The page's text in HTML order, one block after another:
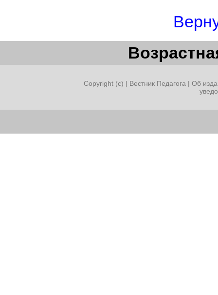
Copyright (c) | Вестник Педагога | Об